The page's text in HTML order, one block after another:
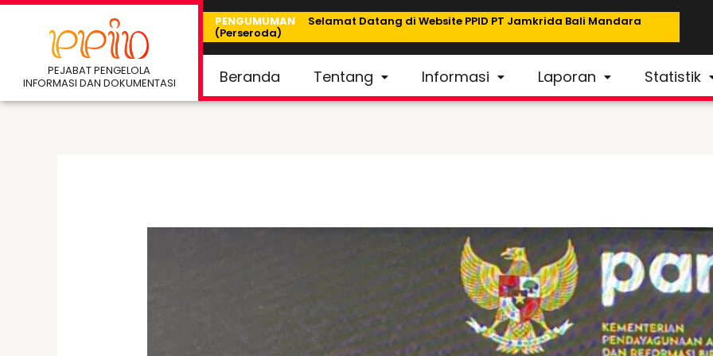
Skip
content
PEJABAT PENGELOLA
INFORMASI DAN DOKUMENTASI
PENGUMUMAN Selamat Datang di Website PPID PT Jamkrida Bali Mandara
(Perseroda)
Beranda Tentang Informasi Laporan Statistik